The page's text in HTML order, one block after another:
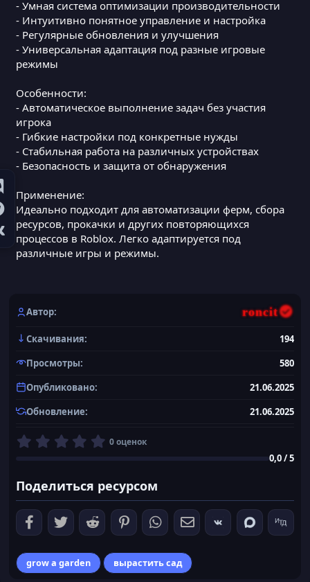
- Умная система оптимизации производительности
- Интуитивно понятное управление и настройка
- Регулярные обновления и улучшения
- Универсальная адаптация под разные игровые
режимы
Особенности:
- Автоматическое выполнение задач без участия
игрока
- Гибкие настройки под конкретные нужды
- Стабильная работа на различных устройствах
- Безопасность и защита от обнаружения
Применение:
Идеально подходит для автоматизации ферм, сбора
ресурсов, прокачки и других повторяющихся
процессов в Roblox. Легко адаптируется под
различные игры и режимы.
Автор roncit
Скачивания
194
Просмотры
580
Опубликовано
21.06.2025
Обновление
21.06.2025
0
0
з
в
ё
з
0 оценок
0,0 / 5
Поделиться ресурсом
grow a garden вырастить сад